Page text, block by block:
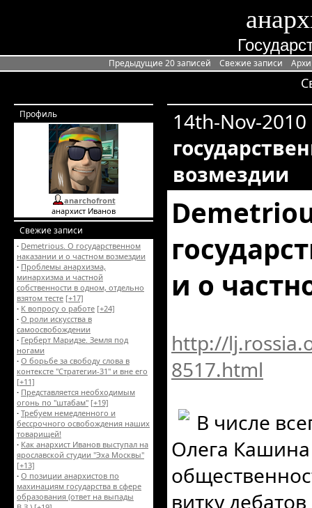
Предыдущие 20 записей Свежие записи
Профиль
anarchofront
анархист Иванов
Свежие записи
· Demetrious. О государственном
наказании и о частном возмездии
· Проблемы анархизма,
минархизма и частной
собственности в одном, отдельно
взятом тесте [+17]
· К вопросу о работе [+24]
· О роли искусства в
самоосвобождении
· Герберт Маридзе. Земля под
ногами
· О борьбе за свободу слова в
контексте "Стратегии-31" и вне его
[+11]
· Представляется необходимым
огонь по "штабам" [+19]
· Требуем немедленного и
бессрочного освобождения наших
товарищей!
· Как анархист Иванов выступал на
ярославской студии "Эха Москвы"
[+13]
· О позиции анархистов по
махинациям государства в сфере
образования (ответ на выпады
14th-Nov-
возмездии
и о
http://
8517.html
В числе
Олега Кашина
витку